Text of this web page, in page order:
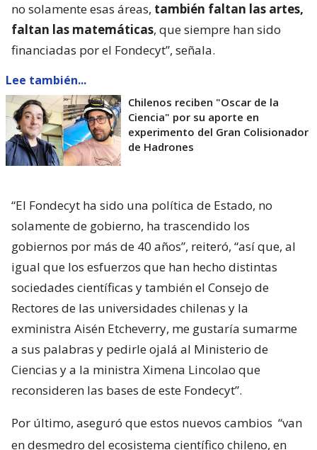
no solamente esas áreas, también faltan las artes,
faltan las matemáticas, que siempre han sido
financiadas por el Fondecyt”, señala.
Lee también...
Chilenos reciben "Oscar de la
Ciencia" por su aporte en
experimento del Gran Colisionador
de Hadrones
“El Fondecyt ha sido una política de Estado, no
solamente de gobierno, ha trascendido los
gobiernos por más de 40 años”, reiteró, “así que, al
igual que los esfuerzos que han hecho distintas
sociedades científicas y también el Consejo de
Rectores de las universidades chilenas y la
exministra Aisén Etcheverry, me gustaría sumarme
a sus palabras y pedirle ojalá al Ministerio de
Ciencias y a la ministra Ximena Lincolao que
reconsideren las bases de este Fondecyt”.
Por último, aseguró que estos nuevos cambios “van
en desmedro del ecosistema científico chileno, en